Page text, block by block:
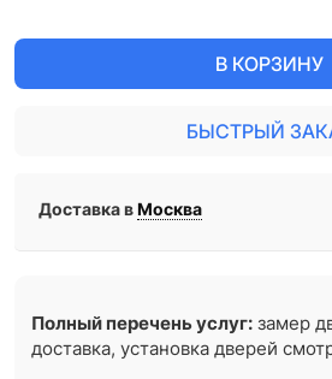
В КОРЗИНУ
БЫСТРЫЙ
Доставка вМосква
Полный перечень услуг: замер
доставка, установка дверей